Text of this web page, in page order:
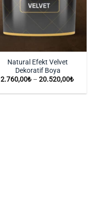
Natural Efekt Velvet
Dekoratif Boya
2.760,00₺ – 20.520,00₺Fiyat